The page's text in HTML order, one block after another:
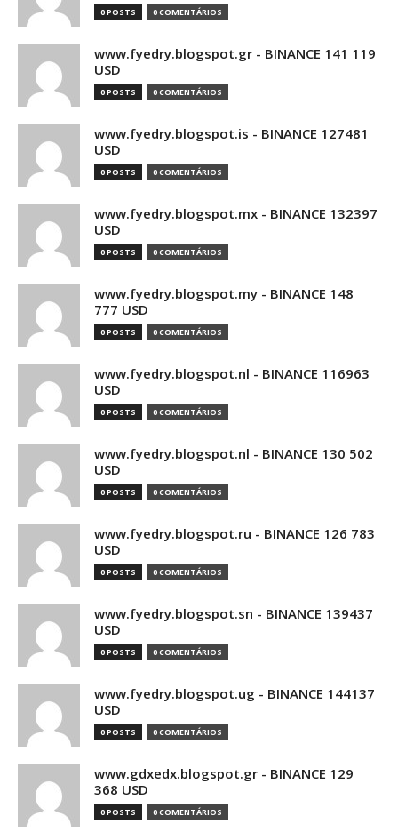
0 POSTS 0 COMENTÁRIOS
www.fyedry.blogspot.gr - BINANCE 141 119
USD
0 POSTS 0 COMENTÁRIOS
www.fyedry.blogspot.is - BINANCE 127481
USD
0 POSTS 0 COMENTÁRIOS
www.fyedry.blogspot.mx - BINANCE 132397
USD
0 POSTS 0 COMENTÁRIOS
www.fyedry.blogspot.my - BINANCE 148
777 USD
0 POSTS 0 COMENTÁRIOS
www.fyedry.blogspot.nl - BINANCE 116963
USD
0 POSTS 0 COMENTÁRIOS
www.fyedry.blogspot.nl - BINANCE 130 502
USD
0 POSTS 0 COMENTÁRIOS
www.fyedry.blogspot.ru - BINANCE 126 783
USD
0 POSTS 0 COMENTÁRIOS
www.fyedry.blogspot.sn - BINANCE 139437
USD
0 POSTS 0 COMENTÁRIOS
www.fyedry.blogspot.ug - BINANCE 144137
USD
0 POSTS 0 COMENTÁRIOS
www.gdxedx.blogspot.gr - BINANCE 129
368 USD
0 POSTS 0 COMENTÁRIOS